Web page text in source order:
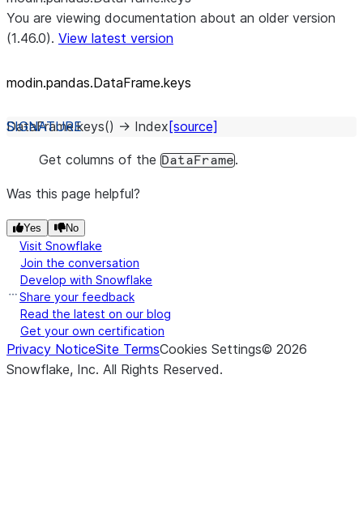
You are viewing documentation about an older version
(1.46.0). View latest version
modin.pandas.DataFrame.keys
DataFrame.keys() → Index [source]
Get columns of the DataFrame.
Was this page helpful?
Yes No
Visit Snowflake
Join the conversation
Develop with Snowflake
Share your feedback
Read the latest on our blog
Get your own certification
Privacy NoticeSite TermsCookies Settings© 2026
Snowflake, Inc. All Rights Reserved.